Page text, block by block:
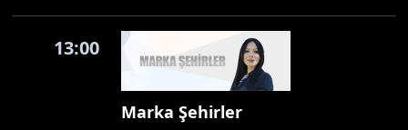
13:00
Marka Şehirler